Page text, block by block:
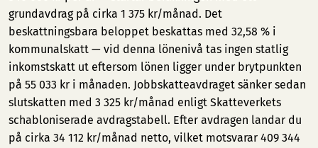
grundavdrag på cirka 1 375 kr/månad. Det
beskattningsbara beloppet beskattas med 32,58 % i
kommunalskatt — vid denna lönenivå tas ingen statlig
inkomstskatt ut eftersom lönen ligger under brytpunkten
på 55 033 kr i månaden. Jobbskatteavdraget sänker sedan
slutskatten med 3 325 kr/månad enligt Skatteverkets
schabloniserade avdragstabell. Efter avdragen landar du
på cirka 34 112 kr/månad netto, vilket motsvarar 409 344